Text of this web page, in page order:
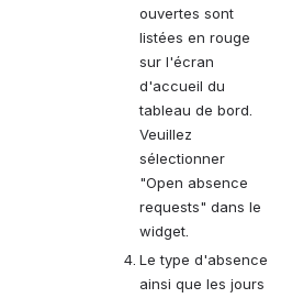
ouvertes sont
listées en rouge
sur l'écran
d'accueil du
tableau de bord.
Veuillez
sélectionner
"Open absence
requests" dans le
widget.
Le type d'absence
ainsi que les jours